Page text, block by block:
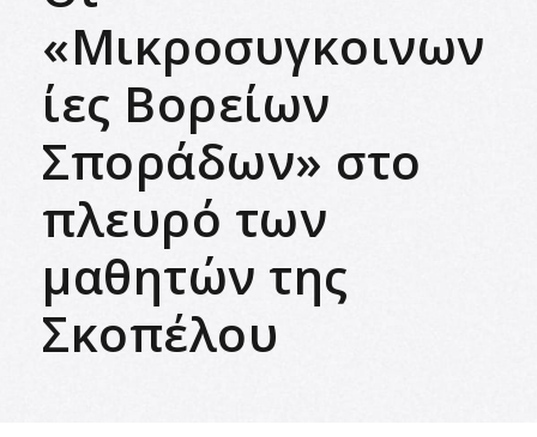
«Μικροσυγκοινων
ίες Βορείων
Σποράδων» στο
πλευρό των
μαθητών της
Σκοπέλου